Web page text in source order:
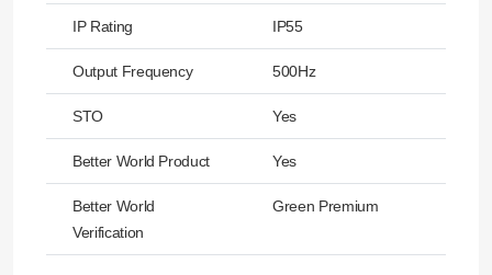
IP Rating IP55
Output Frequency 500Hz
STO Yes
Better World Product Yes
Better World
Verification
Green Premium